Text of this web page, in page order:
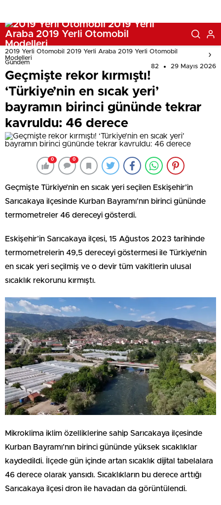
2019 Yerli Otomobil 2019 Yerli Araba 2019 Yerli Otomobil
Modelleri
Gündem
82 29 Mayıs 2026
Geçmişte rekor kırmıştı!
‘Türkiye’nin en sıcak yeri’
bayramın birinci gününde tekrar
kavruldu: 46 derece
0 0
Geçmişte Türkiye’nin en sıcak yeri seçilen Eskişehir’in
Sarıcakaya ilçesinde Kurban Bayramı’nın birinci gününde
termometreler 46 dereceyi gösterdi.
Eskişehir’in Sarıcakaya ilçesi, 15 Ağustos 2023 tarihinde
termometrelerin 49,5 dereceyi göstermesi ile Türkiye’nin
en sıcak yeri seçilmiş ve o devir tüm vakitlerin ulusal
sıcaklık rekorunu kırmıştı.
Mikroklima iklim özelliklerine sahip Sarıcakaya ilçesinde
Kurban Bayramı’nın birinci gününde yüksek sıcaklıklar
kaydedildi. İlçede gün içinde artan sıcaklık dijital tabelalara
46 derece olarak yansıdı. Sıcaklıkların bu derece arttığı
Sarıcakaya ilçesi dron ile havadan da görüntülendi.